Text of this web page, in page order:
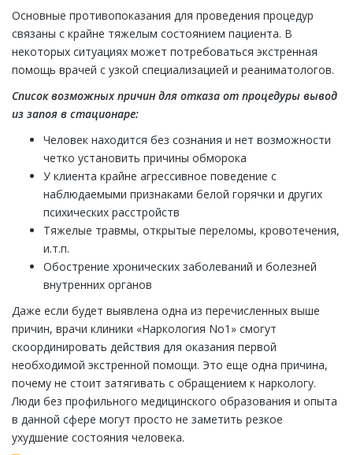
Основные противопоказания для проведения процедур
связаны с крайне тяжелым состоянием пациента. В
некоторых ситуациях может потребоваться экстренная
помощь врачей с узкой специализацией и реаниматологов.
Список возможных причин для отказа от процедуры вывод
из запоя в стационаре:
Человек находится без сознания и нет возможности
четко установить причины обморока
У клиента крайне агрессивное поведение с
наблюдаемыми признаками белой горячки и других
психических расстройств
Тяжелые травмы, открытые переломы, кровотечения,
и.т.п.
Обострение хронических заболеваний и болезней
внутренних органов
Даже если будет выявлена одна из перечисленных выше
причин, врачи клиники «Наркология No1» смогут
скоординировать действия для оказания первой
необходимой экстренной помощи. Это еще одна причина,
почему не стоит затягивать с обращением к наркологу.
Люди без профильного медицинского образования и опыта
в данной сфере могут просто не заметить резкое
ухудшение состояния человека.